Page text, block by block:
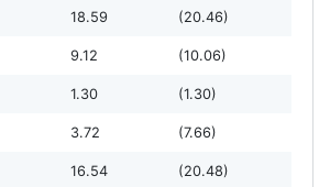
18.59 (20.46)
9.12 (10.06)
1.30 (1.30)
3.72 (7.66)
16.54 (20.48)